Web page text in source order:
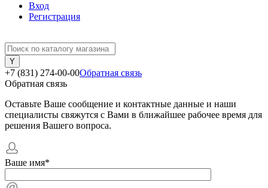
Вход
Регистрация
+7 (831) 274-00-00Обратная связь
Обратная связь
Оставьте Ваше сообщение и контактные данные и наши
специалисты свяжутся с Вами в ближайшее рабочее время для
решения Вашего вопроса.
Ваше имя*